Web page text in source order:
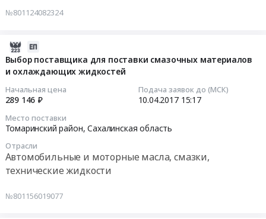
№801124082324
1300)
Выбор поставщика для поставки смазочных материалов
и охлаждающих жидкостей
Начальная цена
289 146 ₽
Подача заявок до (МСК)
10.04.2017 15:17
Место поставки
Томаринский район,Сахалинская область
Отрасли
Автомобильные и моторные масла, смазки,
технические жидкости
№801156019077